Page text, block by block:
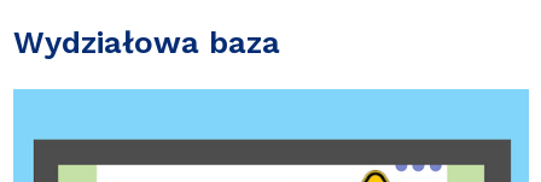
Wydziałowa baza